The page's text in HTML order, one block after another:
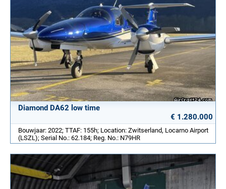
Diamond DA62 low time
€ 1.280.000
Bouwjaar: 2022; TTAF: 155h; Location: Zwitserland, Locarno Airport
(LSZL); Serial No.: 62.184; Reg. No.: N79HR